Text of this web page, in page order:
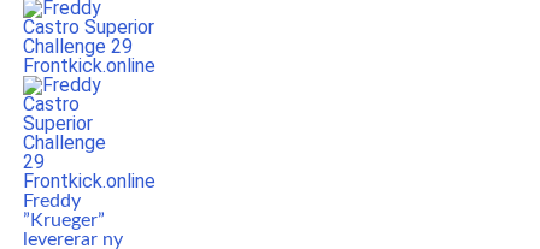
Freddy
”Krueger”
levererar ny